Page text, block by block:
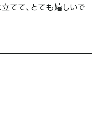
てて、とても嬉しいで